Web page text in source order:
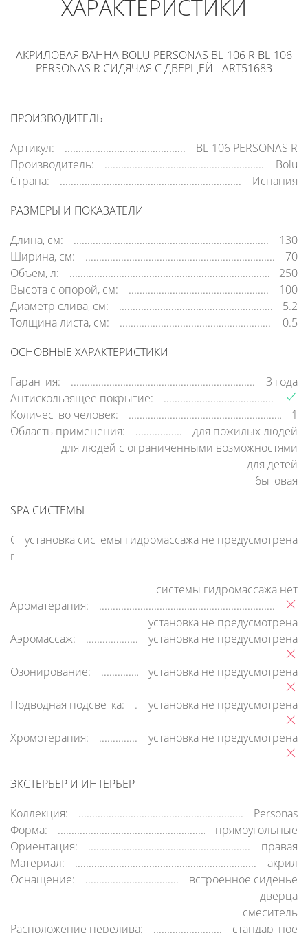
ХАРАКТЕРИСТИКИ
АКРИЛОВАЯ ВАННА BOLU PERSONAS BL-106 R BL-106
PERSONAS R СИДЯЧАЯ С ДВЕРЦЕЙ - ART51683
ПРОИЗВОДИТЕЛЬ
Артикул:
BL-106 PERSONAS R
Производитель:
Bolu
Страна:
Испания
РАЗМЕРЫ И ПОКАЗАТЕЛИ
Длина, см:
130
Ширина, см:
70
Объем, л:
250
Высота с опорой, см:
100
Диаметр слива, см:
5.2
Толщина листа, см:
0.5
ОСНОВНЫЕ ХАРАКТЕРИСТИКИ
Гарантия:
3 года
Антискользящее покрытие:
Количество человек:
1
Область применения:
для пожилых людей
для людей с ограниченными возможностями
для детей
бытовая
SPA СИСТЕМЫ
Система
гидромассажа:
установка системы гидромассажа не предусмотрена
системы гидромассажа нет
Ароматерапия:
установка не предусмотрена
Аэромассаж:
установка не предусмотрена
Озонирование: установка не предусмотрена
Подводная подсветка: установка не предусмотрена
Хромотерапия: установка не предусмотрена
ЭКСТЕРЬЕР И ИНТЕРЬЕР
Коллекция:
Personas
Форма:
прямоугольные
Ориентация:
правая
Материал:
акрил
Оснащение:
встроенное сиденье
дверца
смеситель
Расположение перелива:
стандартное